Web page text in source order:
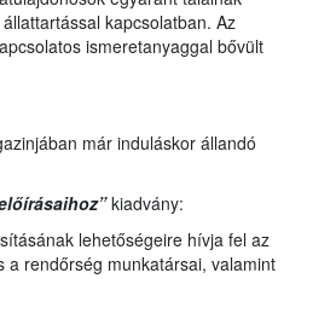
kapcsolatban. Az
ismeretanyaggal bővült
már induláskor állandó
kiadvány:
lehetőségeire hívja fel az
rendőrség munkatársai, valamint